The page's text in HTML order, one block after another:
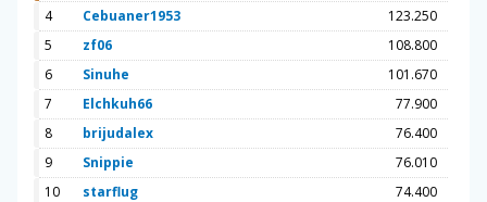
4
Cebuaner1953
123.250
5
zf06
108.800
6
Sinuhe
101.670
7
Elchkuh66
77.900
8
brijudalex
76.400
9
Snippie
76.010
10
starflug 74.400